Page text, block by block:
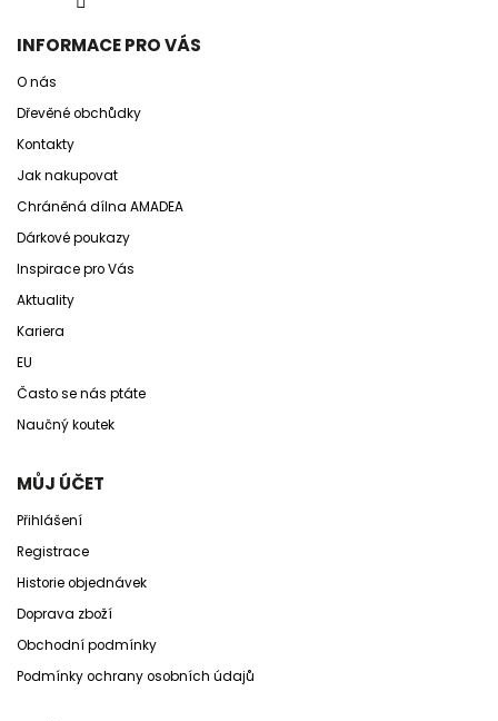
INFORMACE PRO VÁS
O nás
Dřevěné obchůdky
Kontakty
Jak nakupovat
Chráněná dílna AMADEA
Dárkové poukazy
Inspirace pro Vás
Aktuality
Kariera
EU
Často se nás ptáte
Naučný koutek
MŮJ ÚČET
Přihlášení
Registrace
Historie objednávek
Doprava zboží
Obchodní podmínky
Podmínky ochrany osobních údajů